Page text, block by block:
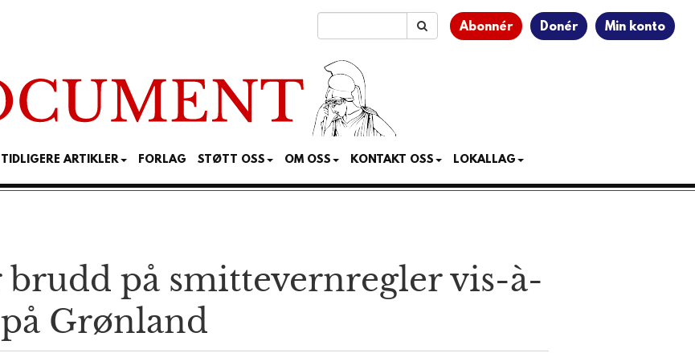
Abonnér Donér Min konto
TIDLIGERE ARTIKLER FORLAG STØTT OSS OM OSS KONTAKT OSS LOKALLAG
på smittevernregler vis-à-
Grønland